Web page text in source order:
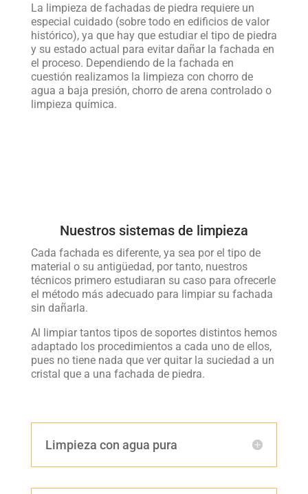
La limpieza de fachadas de piedra requiere un
especial cuidado (sobre todo en edificios de valor
histórico), ya que hay que estudiar el tipo de piedra
y su estado actual para evitar dañar la fachada en
el proceso. Dependiendo de la fachada en
cuestión realizamos la limpieza con chorro de
agua a baja presión, chorro de arena controlado o
limpieza química.
Nuestros sistemas de limpieza
Cada fachada es diferente, ya sea por el tipo de
material o su antigüedad, por tanto, nuestros
técnicos primero estudiaran su caso para ofrecerle
el método más adecuado para limpiar su fachada
sin dañarla.
Al limpiar tantos tipos de soportes distintos hemos
adaptado los procedimientos a cada uno de ellos,
pues no tiene nada que ver quitar la suciedad a un
cristal que a una fachada de piedra.
Limpieza con agua pura